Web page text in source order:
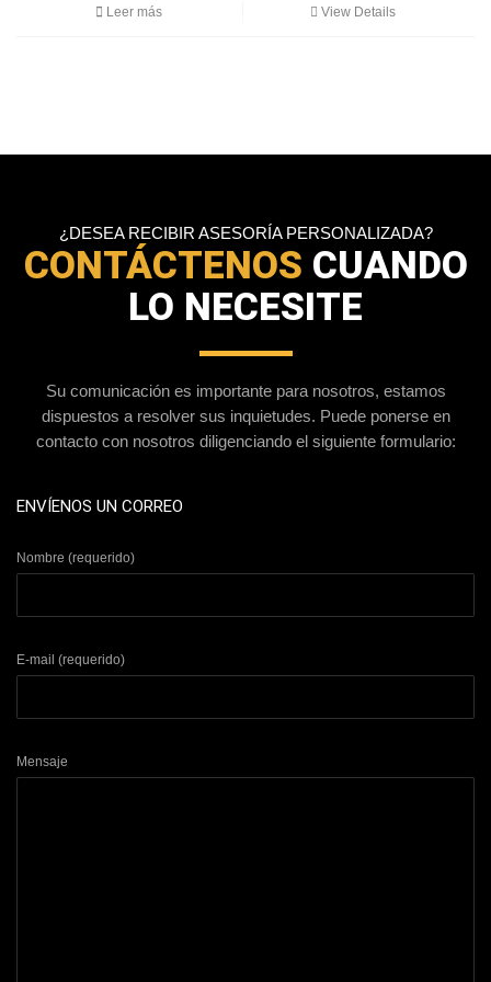
Leer más View Details
¿DESEA RECIBIR ASESORÍA PERSONALIZADA?
CONTÁCTENOS CUANDO
LO NECESITE
Su comunicación es importante para nosotros, estamos
dispuestos a resolver sus inquietudes. Puede ponerse en
contacto con nosotros diligenciando el siguiente formulario:
ENVÍENOS UN CORREO
Nombre (requerido)
E-mail (requerido)
Mensaje